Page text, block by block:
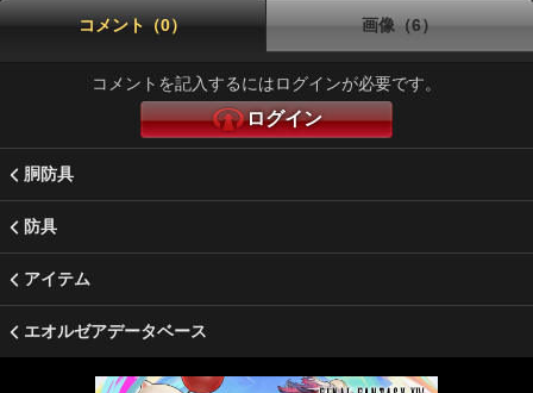
コメント（0） 画像（6）
コメントを記入するにはログインが必要です。
ログイン
胴防具
防具
アイテム
エオルゼアデータベース